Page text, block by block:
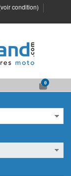
voir condition)
0